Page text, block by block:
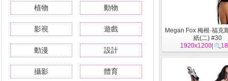
植物 動物
影視 遊戲
動漫 設計
攝影 體育
Megan Fox 梅根·福克
紙(二) #30
1920x1200